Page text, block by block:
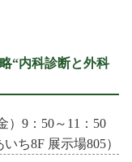
“内科診断と外科
）9：50～11：50
ち8F 展示場805）